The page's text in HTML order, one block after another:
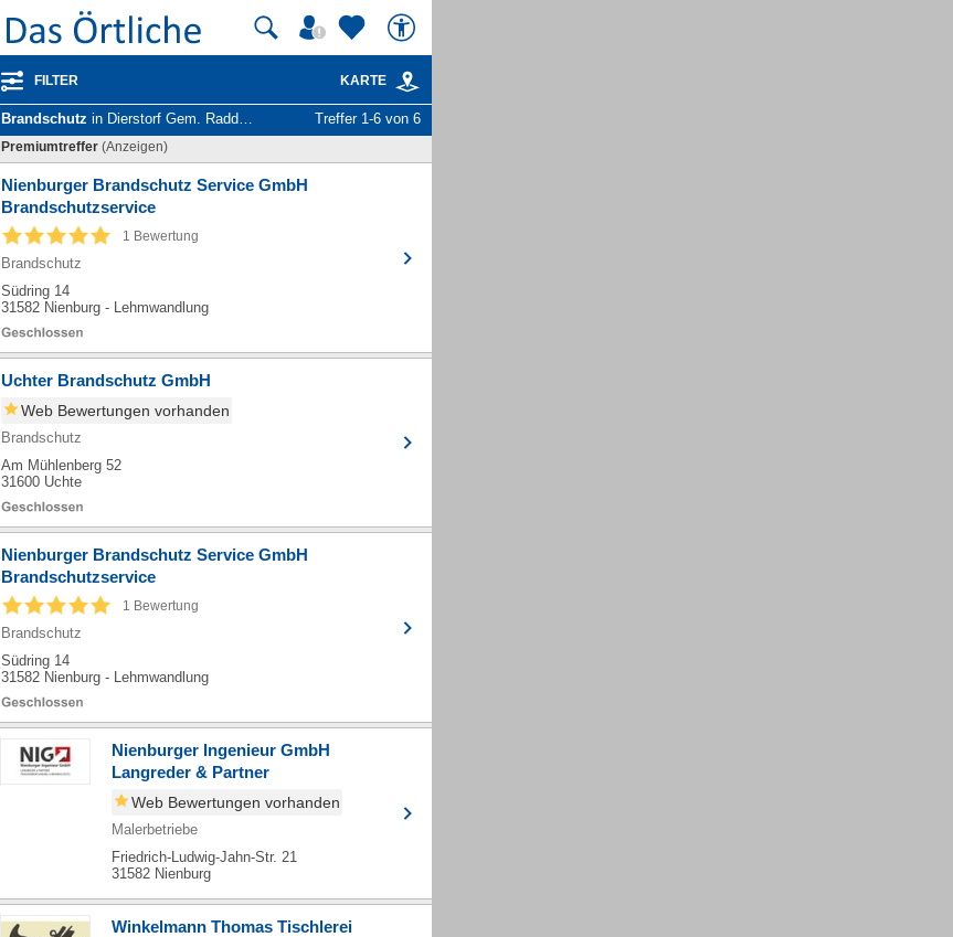
FILTER KARTE
Brandschutz in Dierstorf Gem. Raddestorf Treffer 1-6 von 6
Premiumtreffer (Anzeigen)
Nienburger Brandschutz Service GmbH
Brandschutzservice
1 Bewertung
Brandschutz
Südring 14
31582 Nienburg - Lehmwandlung
Uchter Brandschutz GmbH
Web Bewertungen vorhanden
Brandschutz
Am Mühlenberg 52
31600 Uchte
Nienburger Brandschutz Service GmbH
Brandschutzservice
1 Bewertung
Brandschutz
Südring 14
31582 Nienburg - Lehmwandlung
Nienburger Ingenieur GmbH
Langreder & Partner
Web Bewertungen vorhanden
Malerbetriebe
Friedrich-Ludwig-Jahn-Str. 21
31582 Nienburg
Winkelmann Thomas Tischlerei